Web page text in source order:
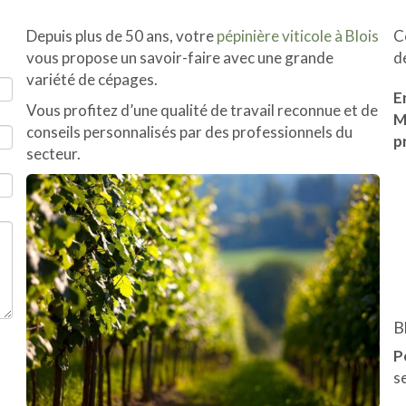
Depuis plus de 50 ans, votrepépinière viticole à Blois
vous propose un savoir-faire avec une grande
variété de cépages.
Vous profitez d’une qualité de travail reconnue et de
conseils personnalisés par des professionnels du
secteur.